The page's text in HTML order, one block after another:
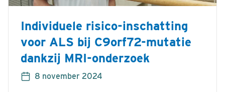
Individuele risico-inschatting
voor ALS bij C9orf72-mutatie
dankzij MRI-onderzoek
8 november 2024